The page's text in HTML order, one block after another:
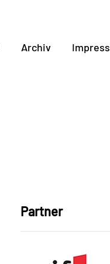
Archiv
Partner